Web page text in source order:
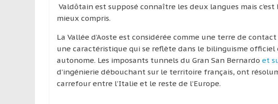
Valdôtain est supposé connaître les deux langues mais
mieux compris.
La Vallée d’Aoste est considérée comme une terre de
une caractéristique qui se reflète dans le bilinguisme
autonome. Les imposants tunnels du Gran San Bernardo et
d’ingénierie débouchant sur le territoire français, ont
carrefour entre l’Italie et le reste de l’Europe.